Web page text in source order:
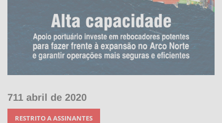
711 abril de 2020
RESTRITO A ASSINANTES